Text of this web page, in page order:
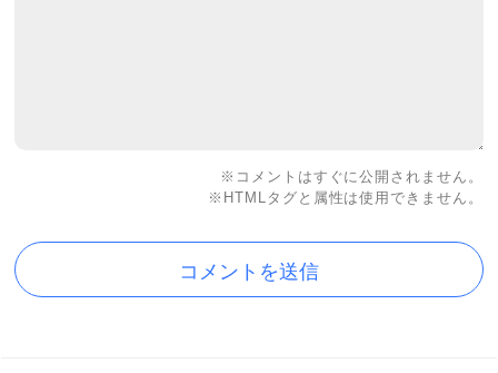
※コメントはすぐに公開されません。
※HTMLタグと属性は使用できません。